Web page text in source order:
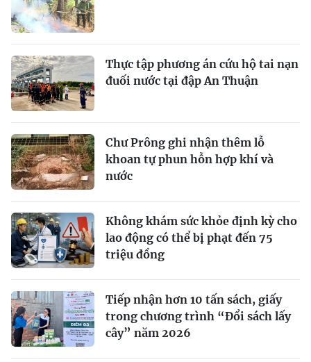
Thực tập phương án cứu hộ tai nạn
đuối nước tại đập An Thuận
Chư Prông ghi nhận thêm lỗ
khoan tự phun hỗn hợp khí và
nước
Không khám sức khỏe định kỳ cho
lao động có thể bị phạt đến 75
triệu đồng
Tiếp nhận hơn 10 tấn sách, giấy
trong chương trình “Đổi sách lấy
cây” năm 2026